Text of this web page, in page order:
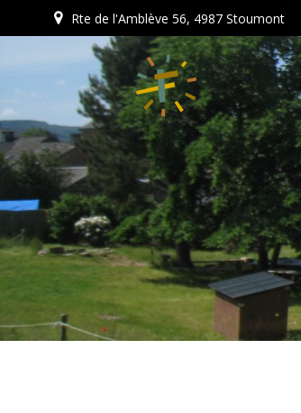
au
Rte de l'Amblève 56, 4987 Stoumont